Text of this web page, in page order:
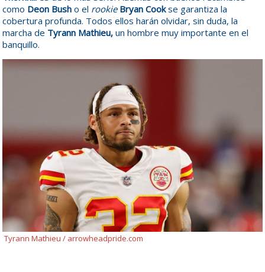
como Deon Bush o el rookie Bryan Cookse garantiza la
cobertura profunda. Todos ellos harán olvidar, sin duda, la
marcha de Tyrann Mathieu, un hombre muy importante en el
banquillo.
Tyrann Mathieu / arrowheadpride.com